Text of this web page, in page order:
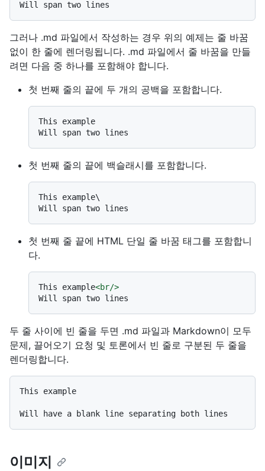
그러나 .md 파일에서 작성하는 경우 위의 예제는 줄 바꿈
없이 한 줄에 렌더링됩니다. .md 파일에서 줄 바꿈을 만들
려면 다음 중 하나를 포함해야 합니다.
첫 번째 줄의 끝에 두 개의 공백을 포함합니다.
This example
첫 번째 줄의 끝에 백슬래시를 포함합니다.
This example\
첫 번째 줄 끝에 HTML 단일 줄 바꿈 태그를 포함합니
다.
This example<br/>
두 줄 사이에 빈 줄을 두면 .md 파일과 Markdown이 모두
문제, 끌어오기 요청 및 토론에서 빈 줄로 구분된 두 줄을
렌더링합니다.
This example
이미지